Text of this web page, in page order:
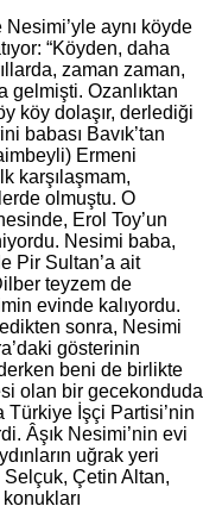
aynı köyde
“Köyden, daha
zaman zaman,
gelmişti. Ozanlıktan
köy dolaşır, derlediği
babası Bavık’tan
Ermeni
karşılaşmam,
olmuştu. O
Erol Toy’un
Nesimi baba,
Pir Sultan’a ait
teyzem de
evinde kalıyordu.
sonra, Nesimi
gösterinin
beni de birlikte
olan bir gecekonduda
Türkiye İşçi Partisi’nin
Âşık Nesimi’nin evi
uğrak yeri
Çetin Altan,